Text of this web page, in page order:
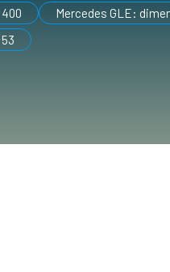
Mercedes GLE: